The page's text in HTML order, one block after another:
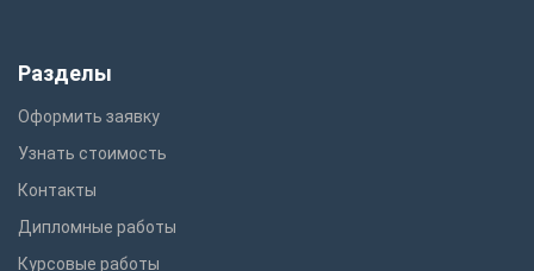
Разделы
Оформить заявку
Узнать стоимость
Контакты
Дипломные работы
Курсовые работы